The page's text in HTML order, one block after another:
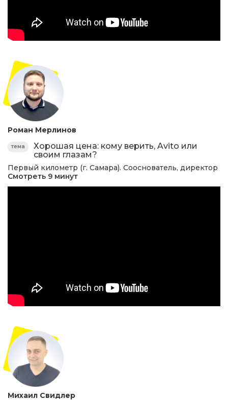
Роман Мерлинов
тема
Хорошая цена: кому верить, Avito или
своим глазам?
Первый километр (г. Самара). Сооснователь, директор
Смотреть 9 минут
Михаил Свидлер